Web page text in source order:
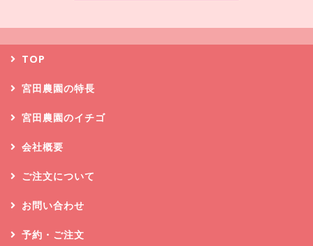
TOP
宮田農園の特長
宮田農園のイチゴ
会社概要
ご注文について
お問い合わせ
予約・ご注文